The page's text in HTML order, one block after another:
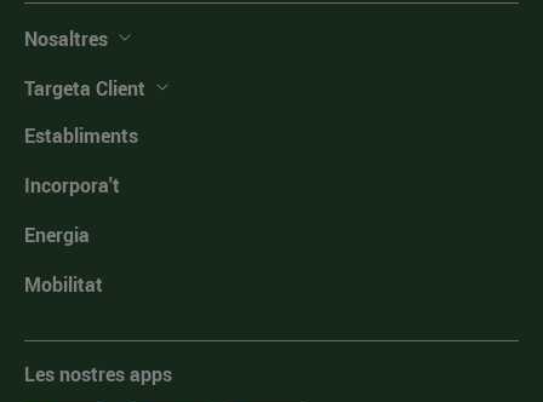
Nosaltres
Targeta Client
Establiments
Incorpora't
Energia
Mobilitat
Les nostres apps